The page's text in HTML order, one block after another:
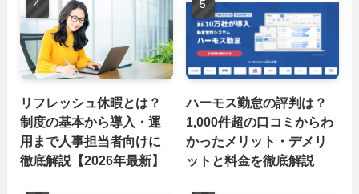
リフレッシュ休暇とは？
制度の基本から導入・運
用まで人事担当者向けに
徹底解説【2026年最新】
ハーモス勤怠の評判は？
1,000件超の口コミからわ
かったメリット・デメリ
ットと料金を徹底解説